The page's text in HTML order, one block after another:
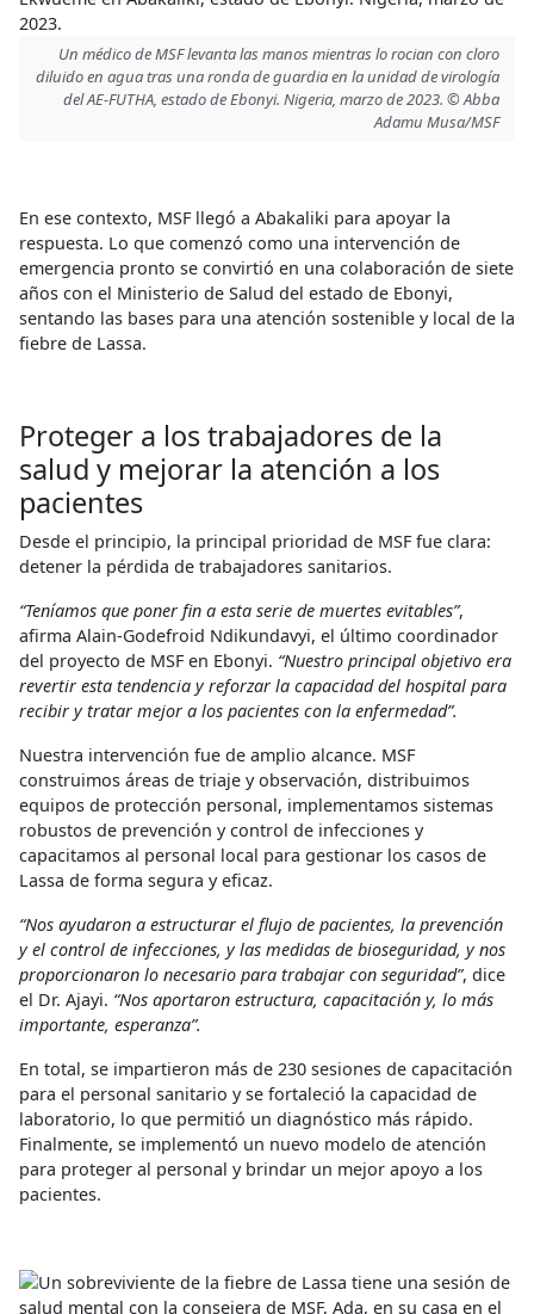
Un médico de MSF levanta las manos mientras lo rocian con cloro
diluido en agua tras una ronda de guardia en la unidad de virología
del AE-FUTHA, estado de Ebonyi. Nigeria, marzo de 2023. © Abba
Adamu Musa/MSF
En ese contexto, MSF llegó a Abakaliki para apoyar la
respuesta. Lo que comenzó como una intervención de
emergencia pronto se convirtió en una colaboración de siete
años con el Ministerio de Salud del estado de Ebonyi,
sentando las bases para una atención sostenible y local de la
fiebre de Lassa.
Proteger a los trabajadores de la
salud y mejorar la atención a los
pacientes
Desde el principio, la principal prioridad de MSF fue clara:
detener la pérdida de trabajadores sanitarios.
“Teníamos que poner fin a esta serie de muertes evitables”,
afirma Alain-Godefroid Ndikundavyi, el último coordinador
del proyecto de MSF en Ebonyi. “Nuestro principal objetivo era
revertir esta tendencia y reforzar la capacidad del hospital para
recibir y tratar mejor a los pacientes con la enfermedad”.
Nuestra intervención fue de amplio alcance. MSF
construimos áreas de triaje y observación, distribuimos
equipos de protección personal, implementamos sistemas
robustos de prevención y control de infecciones y
capacitamos al personal local para gestionar los casos de
Lassa de forma segura y eficaz.
“Nos ayudaron a estructurar el flujo de pacientes, la prevención
y el control de infecciones, y las medidas de bioseguridad, y nos
proporcionaron lo necesario para trabajar con seguridad”, dice
el Dr. Ajayi. “Nos aportaron estructura, capacitación y, lo más
importante, esperanza”.
En total, se impartieron más de 230 sesiones de capacitación
para el personal sanitario y se fortaleció la capacidad de
laboratorio, lo que permitió un diagnóstico más rápido.
Finalmente, se implementó un nuevo modelo de atención
para proteger al personal y brindar un mejor apoyo a los
pacientes.